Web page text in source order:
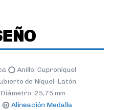
Anillo: Cuproníquel
de Níquel-Latón
Diámetro: 25,75 mm
Alineación Medalla